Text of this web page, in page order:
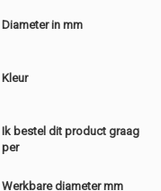
Diameter in mm
Kleur
Ik bestel dit product graag
per
Werkbare diameter mm